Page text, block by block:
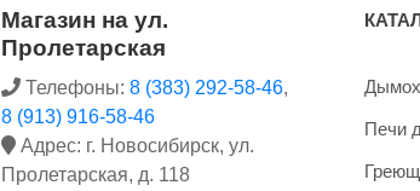
Магазин на ул.
Пролетарская
Телефоны: 8 (383) 292-58-46,
8 (913) 916-58-46
Адрес: г. Новосибирск, ул.
Пролетарская, д. 118
Печи